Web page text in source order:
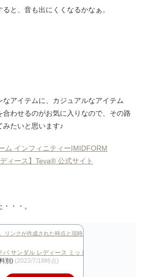
と、音も出にくくなるかなぁ。
アイテムに、カジュアルなアイテム
わせるのがお気に入りなので、その路
たいと思います♪
ム インフィニティー|MIDFORM
ィース】Teva® 公式サイト
・・。
バ サンダル レディース ミッドフォーム インフィ
別) (2022/7/18時点)